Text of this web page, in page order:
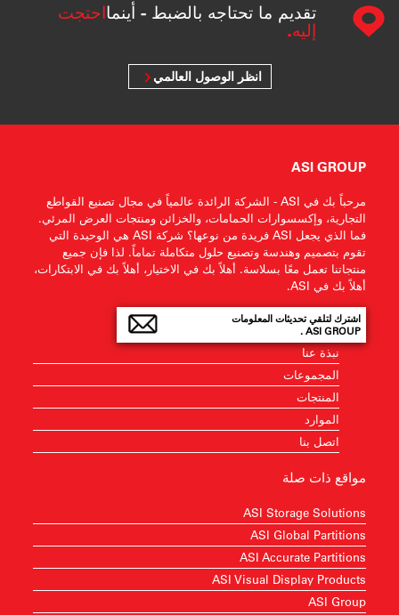
تقديم ما تحتاجه بالضبط - أينمااحتجت
إليه.
انظر الوصول العالمي
ASI GROUP
مرحباً بك في ASI - الشركة الرائدة عالمياً في مجال تصنيع القواطع
التجارية، وإكسسوارات الحمامات، والخزائن ومنتجات العرض المرئي.
فما الذي يجعل ASI فريدة من نوعها؟ شركة ASI هي الوحيدة التي
تقوم بتصميم وهندسة وتصنيع حلول متكاملة تماماً. لذا فإن جميع
منتجاتنا تعمل معًا بسلاسة. أهلاً بك في الاختيار، أهلاً بك في الابتكارات،
أهلاً بك في ASI.
اشترك لتلقي تحديثات المعلومات
ASI GROUP .
نبذة عنا
المجموعات
المنتجات
الموارد
اتصل بنا
مواقع ذات صلة
ASI Storage Solutions
ASI Global Partitions
ASI Accurate Partitions
ASI Visual Display Products
ASI Group